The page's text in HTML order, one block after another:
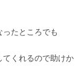
ったところでも
てくれるので助けか